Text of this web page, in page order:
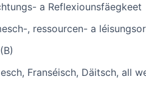
a Reflexiounsfäegkeet
, ressourcen- a
Franséisch, Däitsch, all